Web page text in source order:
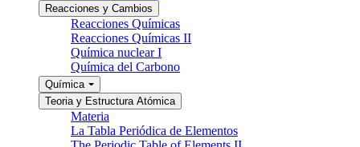
Reacciones y Cambios
Reacciones Químicas
Reacciones Químicas II
Química nuclear I
Química del Carbono
Química
Teoria y Estructura Atómica
Materia
La Tabla Periódica de Elementos